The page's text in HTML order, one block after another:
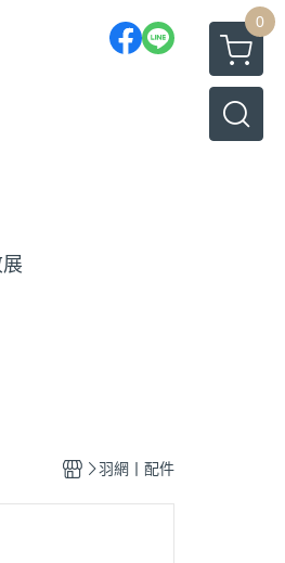
0
羽網丨配件